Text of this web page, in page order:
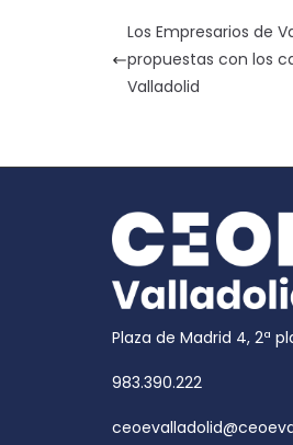
Los Empresarios de
propuestas con los
Valladolid
Plaza de Madrid 4, 2ª
983.390.222